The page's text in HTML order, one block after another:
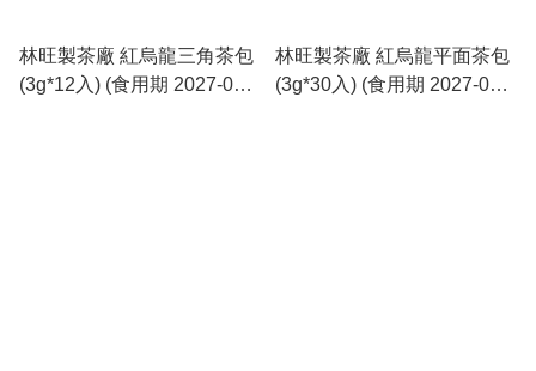
林旺製茶廠 紅烏龍三角茶包
(3g*12入) (食用期 2027-08-
林旺製茶廠 紅烏龍平面茶包
(3g*30入) (食用期 2027-08-